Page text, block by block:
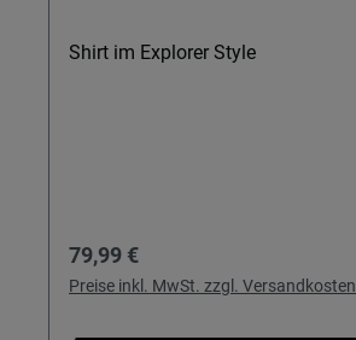
Shirt im Explorer Style
Regulärer Preis:
79,99 €
Preise inkl. MwSt. zzgl. Versandkosten